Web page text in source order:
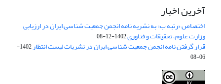
آخرین اخبار
اختصاص «رتبه ب» به نشریه نامه انجمن جمعیت شناسی ایران در ارزیابی
وزارت علوم، تحقیقات و فناوری1402-12-08
قرار گرفتن نامه انجمن جمعیت شناسی ایران در نشریات لیست انتظار
1402-
06-08